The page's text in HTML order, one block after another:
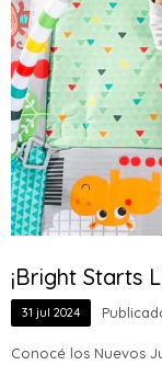
¡Bright Starts
31 jul 2024
Conocé los Nuevos